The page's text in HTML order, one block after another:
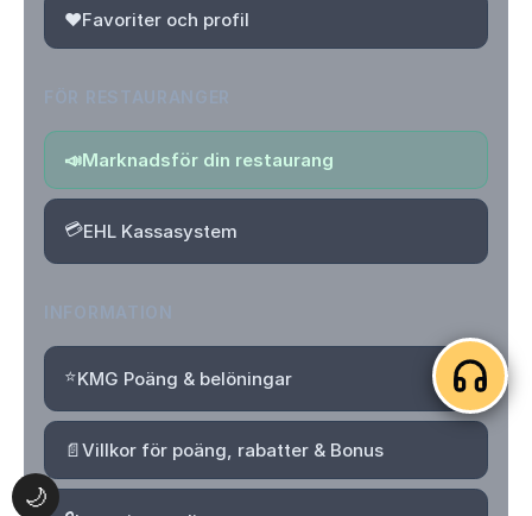
🌙
❤️Favoriter och profil
📣Marknadsför din restaurang
💳EHL Kassasystem
⭐KMG Poäng & belöningar
📄Villkor för poäng, rabatter & Bonus